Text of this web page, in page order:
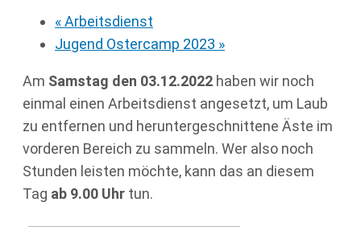
«Arbeitsdienst
Jugend Ostercamp 2023 »
Am Samstag den 03.12.2022 haben wir noch
einmal einen Arbeitsdienst angesetzt, um Laub
zu entfernen und heruntergeschnittene Äste im
vorderen Bereich zu sammeln. Wer also noch
Stunden leisten möchte, kann das an diesem
Tag ab 9.00 Uhr tun.